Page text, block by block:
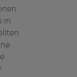
in